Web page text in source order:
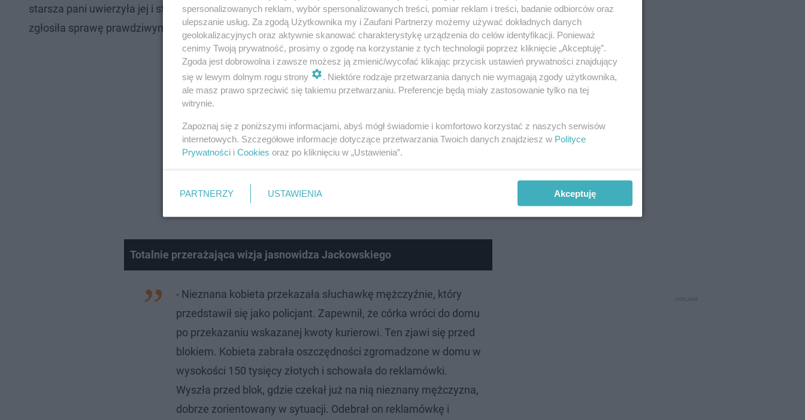
starsza pani uwierzyła jej i straciła ogromną kwotę oszczędności. Gdy kobieta zorientowała się że została oszukana,
zgłosiła sprawę prawdziwym policjantom.
Totalnie przerażająca wizja jasnowidza Jackowskiego
- Nieznana kobieta przekazała słuchawkę mężczyźnie, który
przedstawił się jako policjant. Zapewnił, że córka wróci do domu
po przekazaniu wskazanej kwoty kurierowi. Ten zjawi się przed
blokiem. Kobieta zabrała oszczędności zgromadzone w domu w
wysokości 150 tysięcy złotych i schowała do reklamówki.
Wyszła przed blok, gdzie czekał już na nią nieznany mężczyzna,
dobrze zorientowany w sytuacji. Odebrał on reklamówkę i
spersonalizowanych reklam, wybór spersonalizowanych treści, pomiar reklam i treści, badanie odbiorców oraz
ulepszanie usług. Za zgodą Użytkownika my i Zaufani Partnerzy możemy używać dokładnych danych
geolokalizacyjnych oraz aktywnie skanować charakterystykę urządzenia do celów identyfikacji. Ponieważ
cenimy Twoją prywatność, prosimy o zgodę na korzystanie z tych technologii poprzez kliknięcie „Akceptuję”.
Zgoda jest dobrowolna i zawsze możesz ją zmienić/wycofać klikając przycisk ustawień prywatności znajdujący
się w lewym dolnym rogu strony
. Niektóre rodzaje przetwarzania danych nie wymagają zgody użytkownika,
ale masz prawo sprzeciwić się takiemu przetwarzaniu. Preferencje będą miały zastosowanie tylko na tej
witrynie.
Zapoznaj się z poniższymi informacjami, abyś mógł świadomie i komfortowo korzystać z naszych serwisów
internetowych. Szczegółowe informacje dotyczące przetwarzania Twoich danych znajdziesz w Polityce
Prywatności i Cookies oraz po kliknięciu w „Ustawienia”.
PARTNERZY USTAWIENIA Akceptuję